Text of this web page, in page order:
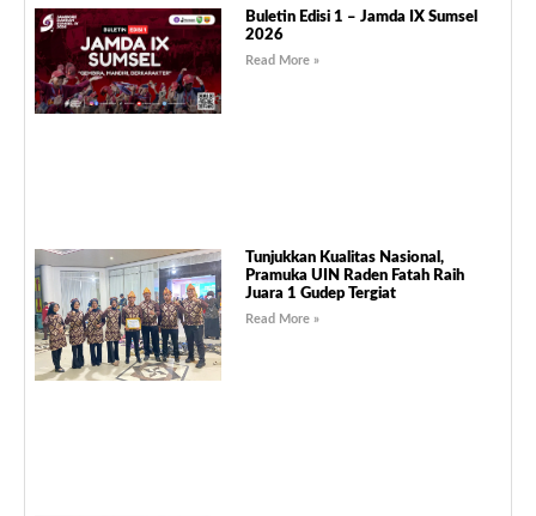
Buletin Edisi 1 – Jamda IX Sumsel
2026
Read More »
Tunjukkan Kualitas Nasional,
Pramuka UIN Raden Fatah Raih
Juara 1 Gudep Tergiat
Read More »